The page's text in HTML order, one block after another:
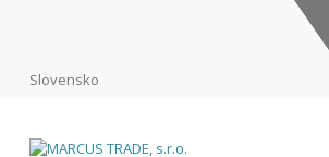
Slovensko